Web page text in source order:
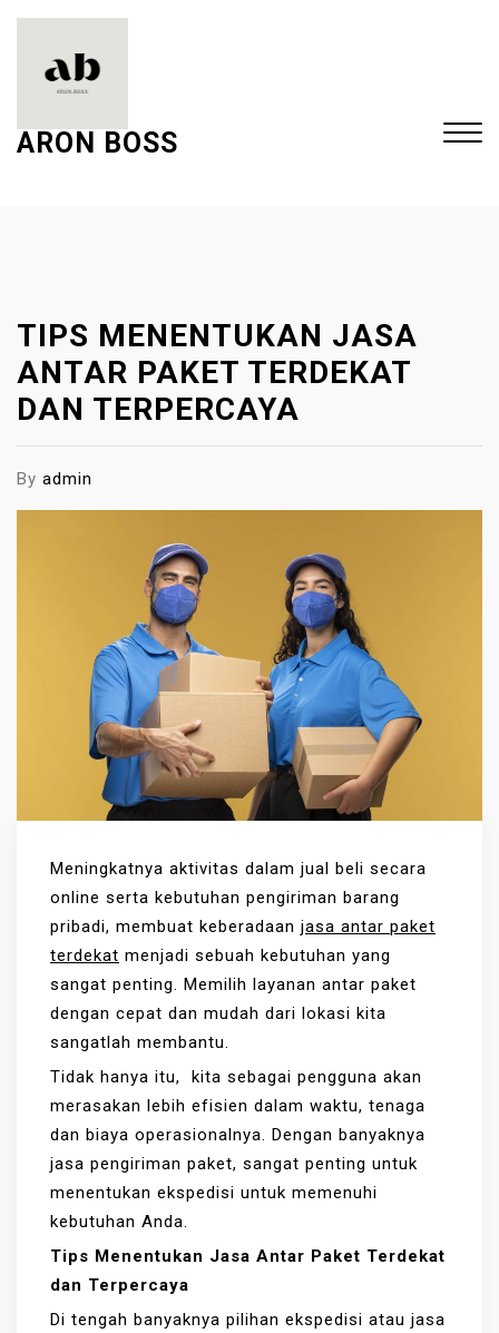
ARON BOSS
TIPS MENENTUKAN JASA
ANTAR PAKET TERDEKAT
DAN TERPERCAYA
By admin
Meningkatnya aktivitas dalam jual beli secara
online serta kebutuhan pengiriman barang
pribadi, membuat keberadaan jasa antar paket
terdekat menjadi sebuah kebutuhan yang
sangat penting. Memilih layanan antar paket
dengan cepat dan mudah dari lokasi kita
sangatlah membantu.
Tidak hanya itu, kita sebagai pengguna akan
merasakan lebih efisien dalam waktu, tenaga
dan biaya operasionalnya. Dengan banyaknya
jasa pengiriman paket, sangat penting untuk
menentukan ekspedisi untuk memenuhi
kebutuhan Anda.
Tips Menentukan Jasa Antar Paket Terdekat
dan Terpercaya
Di tengah banyaknya pilihan ekspedisi atau jasa